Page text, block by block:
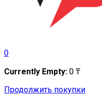
0
Currently Empty: 0 ₸
Продолжить покупки